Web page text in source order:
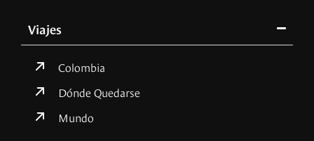
Viajes
Colombia
Dónde Quedarse
Mundo